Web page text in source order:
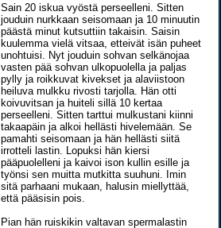
Sain 20 iskua vyöstä perseelleni. Sitten
jouduin nurkkaan seisomaan ja 10 minuutin
päästä minut kutsuttiin takaisin. Saisin
kuulemma vielä vitsaa, etteivät isän puheet
unohtuisi. Nyt jouduin sohvan selkänojaa
vasten pää sohvan ulkopuolella ja paljas
pylly ja roikkuvat kivekset ja alaviistoon
heiluva mulkku rivosti tarjolla. Hän otti
koivuvitsan ja huiteli sillä 10 kertaa
perseelleni. Sitten tarttui mulkustani kiinni
takaapäin ja alkoi hellästi hivelemään. Se
pamahti seisomaan ja hän hellästi siitä
irrotteli lastin. Lopuksi hän kiersi
pääpuolelleni ja kaivoi ison kullin esille ja
työnsi sen muitta mutkitta suuhuni. Imin
sitä parhaani mukaan, halusin miellyttää,
että pääsisin pois.
Pian hän ruiskikin valtavan spermalastin